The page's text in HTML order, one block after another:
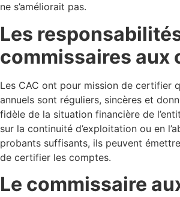
ne s’améliorait pas.
Les
commissaires aux
Les CAC ont pour mission de certifier
annuels sont réguliers, sincères et
fidèle de la situation financière de
sur la continuité d’exploitation ou en
probants suffisants, ils peuvent
de certifier les comptes.
Le commissaire